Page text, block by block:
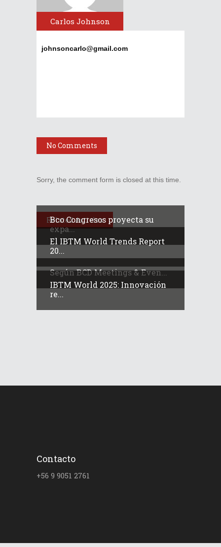
Carlos Johnson
johnsoncarlo@gmail.com
No Comments
Sorry, the comment form is closed at this time.
Related Articles
Bco Congresos proyecta su
expa...
El IBTM World Trends Report
20...
Según BCD Meetings & Even...
IBTM World 2025: Innovación
re...
Contacto
+56 9 9051 2761